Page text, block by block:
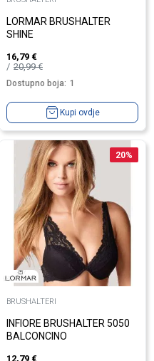
LORMAR BRUSHALTER
SHINE
16,79 €
20,99€
Dostupno boja: 1
Kupi ovdje
20%
BRUSHALTERI
INFIORE BRUSHALTER 5050
BALCONCINO
12,79 €